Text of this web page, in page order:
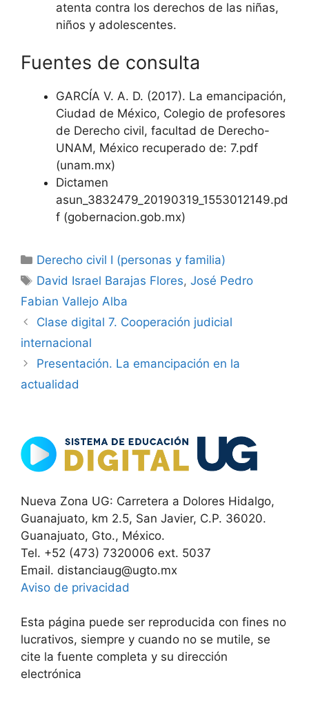
atenta contra los derechos de las niñas,
niños y adolescentes.
Fuentes de consulta
GARCÍA V. A. D. (2017). La emancipación,
Ciudad de México, Colegio de profesores
de Derecho civil, facultad de Derecho-
UNAM, México recuperado de: 7.pdf
(unam.mx)
Dictamen
asun_3832479_20190319_1553012149.pd
f (gobernacion.gob.mx)
Categorías
Derecho civil I (personas y familia)
Etiquetas
David Israel Barajas Flores,José Pedro
Fabian Vallejo Alba
Clase digital 7. Cooperación judicial
internacional
Presentación. La emancipación en la
actualidad
Nueva Zona UG: Carretera a Dolores Hidalgo,
Guanajuato, km 2.5, San Javier, C.P. 36020.
Guanajuato, Gto., México.
Tel. +52 (473) 7320006 ext. 5037
Email. distanciaug@ugto.mx
Aviso de privacidad
Esta página puede ser reproducida con fines no
lucrativos, siempre y cuando no se mutile, se
cite la fuente completa y su dirección
electrónica